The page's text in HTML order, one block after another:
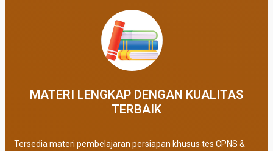
MATERI LENGKAP DENGAN KUALITAS
TERBAIK​
Tersedia materi pembelajaran persiapan khusus tes CPNS &